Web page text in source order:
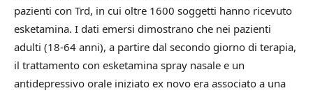
pazienti con Trd, in cui oltre 1600 soggetti hanno ricevuto
esketamina. I dati emersi dimostrano che nei pazienti
adulti (18-64 anni), a partire dal secondo giorno di terapia,
il trattamento con esketamina spray nasale e un
antidepressivo orale iniziato ex novo era associato a una